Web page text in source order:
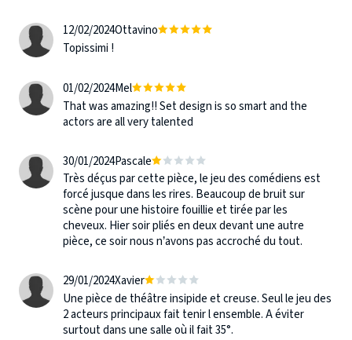
12/02/2024Ottavino
Topissimi !
01/02/2024Mel
That was amazing!! Set design is so smart and the
actors are all very talented
30/01/2024Pascale
Très déçus par cette pièce, le jeu des comédiens est
forcé jusque dans les rires. Beaucoup de bruit sur
scène pour une histoire fouillie et tirée par les
cheveux. Hier soir pliés en deux devant une autre
pièce, ce soir nous n’avons pas accroché du tout.
29/01/2024Xavier
Une pièce de théâtre insipide et creuse. Seul le jeu des
2 acteurs principaux fait tenir l ensemble. A éviter
surtout dans une salle où il fait 35°.